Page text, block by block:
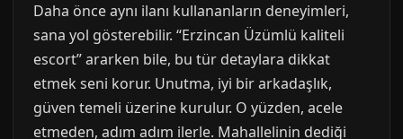
Daha önce aynı ilanı kullananların deneyimleri,
sana yol gösterebilir. “Erzincan Üzümlü kaliteli
escort” ararken bile, bu tür detaylara dikkat
etmek seni korur. Unutma, iyi bir arkadaşlık,
güven temeli üzerine kurulur. O yüzden, acele
etmeden, adım adım ilerle. Mahallelinin dediği